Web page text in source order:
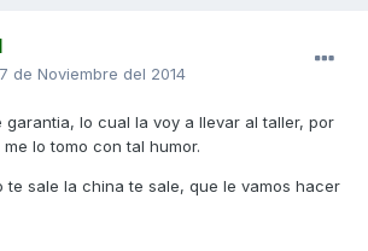
de Noviembre del 2014
garantia, lo cual la voy a llevar al taller, por
lo tomo con tal humor.
te sale la china te sale, que le vamos hacer